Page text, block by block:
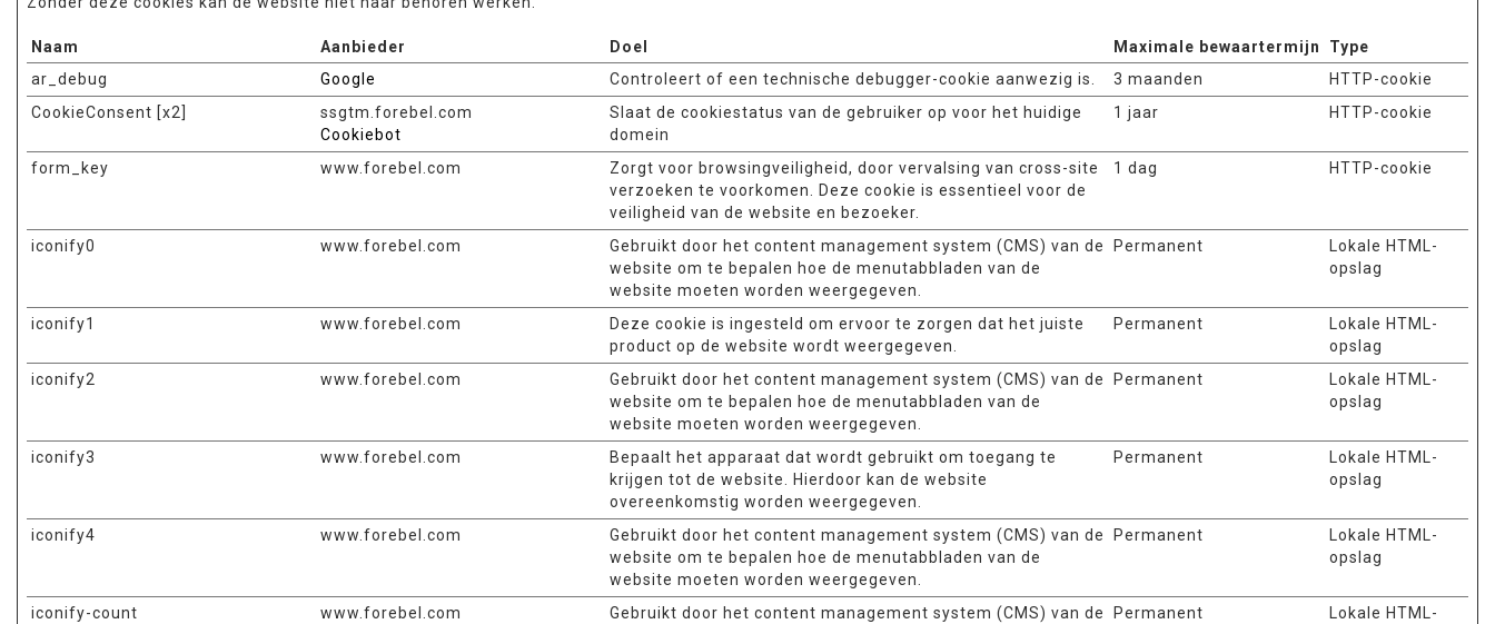
Naam Aanbieder Doel Maximale bewaartermijn
Type
ar_debug
Google Controleert of een technische debugger-cookie aanwezig is. 3 maanden
HTTP-cookie
CookieConsent [x2]
ssgtm.forebel.com
Cookiebot
Slaat de cookiestatus van de gebruiker op voor het huidige
domein
1 jaar HTTP-cookie
form_key www.forebel.com
Zorgt voor browsingveiligheid, door vervalsing van cross-site
verzoeken te voorkomen. Deze cookie is essentieel voor de
veiligheid van de website en bezoeker.
1 dag HTTP-cookie
iconify0 www.forebel.com
Gebruikt door het content management system (CMS) van de
website om te bepalen hoe de menutabbladen van de
website moeten worden weergegeven.
Permanent
Lokale HTML-
opslag
iconify1 www.forebel.com
Deze cookie is ingesteld om ervoor te zorgen dat het juiste
product op de website wordt weergegeven.
Permanent
Lokale HTML-
opslag
iconify2
www.forebel.com
Gebruikt door het content management system (CMS) van de
website om te bepalen hoe de menutabbladen van de
website moeten worden weergegeven.
Permanent
Lokale HTML-
opslag
iconify3 www.forebel.com
Bepaalt het apparaat dat wordt gebruikt om toegang te
krijgen tot de website. Hierdoor kan de website
overeenkomstig worden weergegeven.
Permanent
Lokale HTML-
opslag
iconify4 www.forebel.com
Gebruikt door het content management system (CMS) van de
website om te bepalen hoe de menutabbladen van de
website moeten worden weergegeven.
Permanent
Lokale HTML-
opslag
iconify-count www.forebel.com
Gebruikt door het content management system (CMS) van de
Permanent
Lokale HTML-